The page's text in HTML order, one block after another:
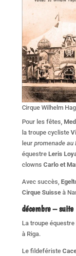
Cirque Wilhelm
Pour les fêtes,
la troupe cycliste
leur promenade au
équestre Leris
clowns Carlo et
Avec succès,
Cirque Suisseà
décembre – suite
La troupe équestre
à Riga.
Le fildefériste